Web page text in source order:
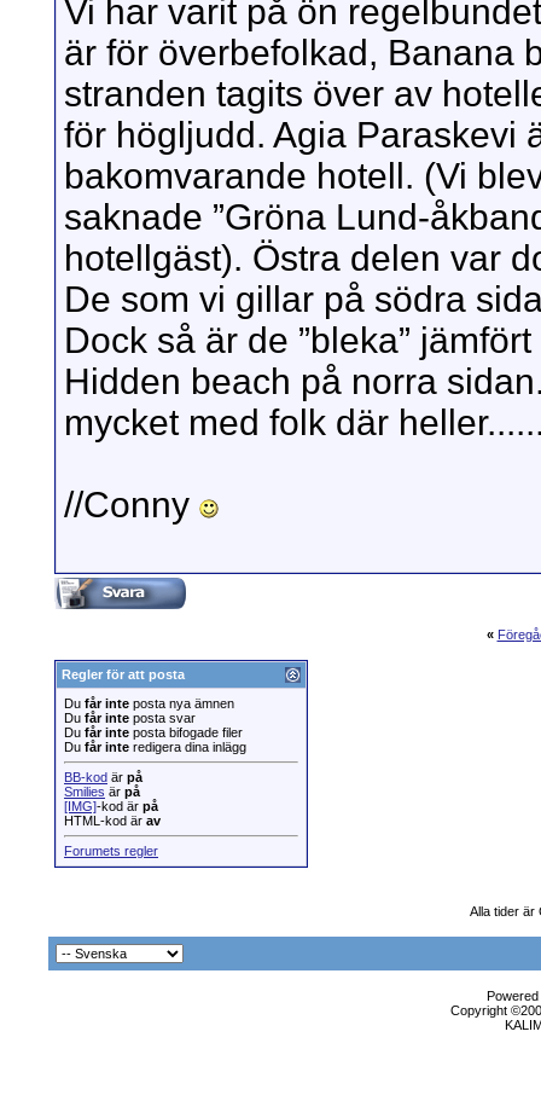
Vi har varit på ön
är för överbefolkad, Banana
stranden tagits över av
för högljudd. Agia Paraskevi
bakomvarande hotell. (Vi
saknade ”Gröna Lund-
hotellgäst). Östra delen var
De som vi gillar på södra
Dock så är de ”bleka”
Hidden beach på norra
mycket med folk där
//Conny
«
Regler för att posta
Du får inte posta nya ämnen
Du får inte posta svar
Du får inte posta bifogade filer
Du får inte redigera dina inlägg
BB-kod är på
Smilies är på
[IMG]-kod är på
HTML-kod är av
Forumets regler
Alla tider är
Copyright